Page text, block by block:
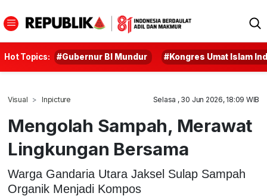
Hot Topics: #Gubernur BI Mundur #Kongres Umat Islam
Visual Inpicture Selasa , 30 Jun 2026, 18:09 WIB
Mengolah Sampah, Merawat
Lingkungan Bersama
Warga Gandaria Utara Jaksel Sulap Sampah
Organik Menjadi Kompos